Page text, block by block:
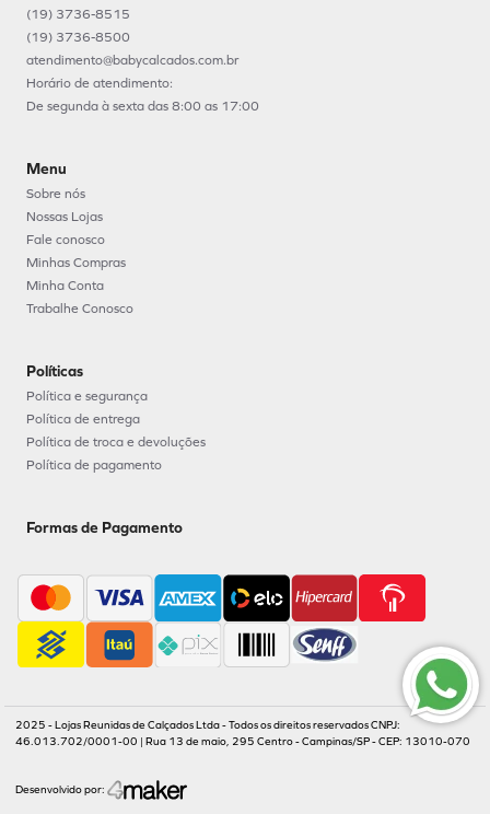
(19) 3736-8515
(19) 3736-8500
atendimento@babycalcados.com.br
Horário de atendimento:
De segunda à sexta das 8:00 as 17:00
Menu
Sobre nós
Nossas Lojas
Fale conosco
Minhas Compras
Minha Conta
Trabalhe Conosco
Políticas
Política e segurança
Política de entrega
Política de troca e devoluções
Política de pagamento
Formas de Pagamento
2025 - Lojas Reunidas de Calçados Ltda - Todos os direitos reservados CNPJ:
46.013.702/0001-00 | Rua 13 de maio, 295 Centro - Campinas/SP - CEP: 13010-070
Desenvolvido por: